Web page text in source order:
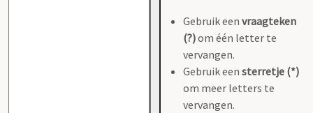
Gebruik een vraagteken
(?)om één letter te
vervangen.
Gebruik een sterretje (*)
om meer letters te
vervangen.